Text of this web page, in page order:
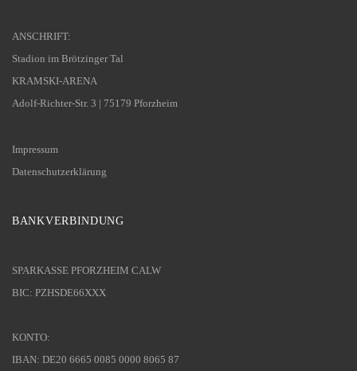
ANSCHRIFT:
Stadion im Brötzinger Tal
KRAMSKI-ARENA
Adolf-Richter-Str. 3 | 75179 Pforzheim
Impressum
Datenschutzerklärung
BANKVERBINDUNG
SPARKASSE PFORZHEIM CALW
BIC: PZHSDE66XXX
KONTO:
IBAN: DE20 6665 0085 0000 8065 87